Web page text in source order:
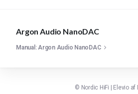
Argon Audio NanoDAC
Manual: Argon Audio NanoDAC
© Nordic HiFi Elevio af